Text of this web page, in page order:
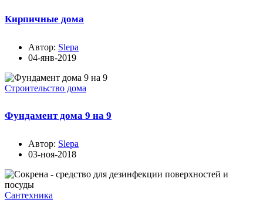
Кирпичные дома
Автор: Slepa
04-янв-2019
Строительство дома
Фундамент дома 9 на 9
Автор: Slepa
03-ноя-2018
Сантехника